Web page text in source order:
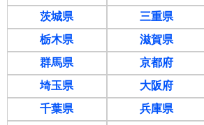
茨城県
栃木県
群馬県
埼玉県
千葉県
三重県
滋賀県
京都府
大阪府
兵庫県